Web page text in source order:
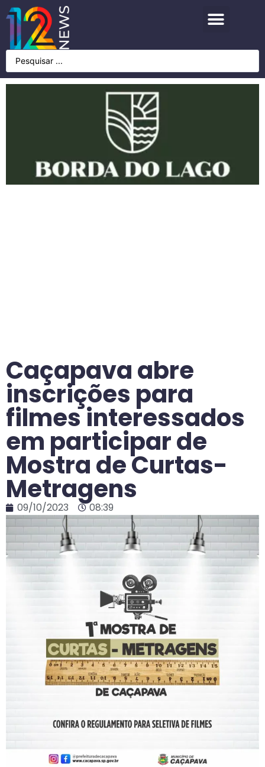
Caçapava abre
inscrições para
filmes interessados
em participar de
Mostra de Curtas-
Metragens
09/10/2023 08:39